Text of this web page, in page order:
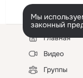
Мы
законный
Левая
колонкаГлавная
Видео
Группы